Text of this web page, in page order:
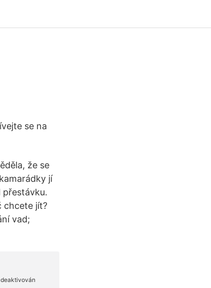
se na
že se
jí
chcete jít?
vad;